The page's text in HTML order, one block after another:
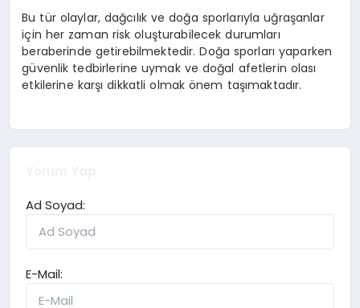
Bu tür olaylar, dağcılık ve doğa sporlarıyla uğraşanlar
için her zaman risk oluşturabilecek durumları
beraberinde getirebilmektedir. Doğa sporları yaparken
güvenlik tedbirlerine uymak ve doğal afetlerin olası
etkilerine karşı dikkatli olmak önem taşımaktadır.
Ad Soyad:
E-Mail: